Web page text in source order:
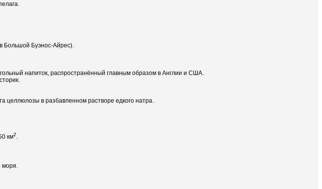
Большой Буэнос-Айрес).
напиток, распространённый главным образом в Англии и США.
целлюлозы в разбавленном растворе едкого натра.
км2.
моря.